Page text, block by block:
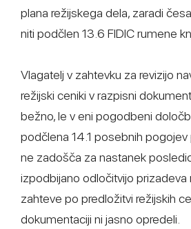
plana režijskega dela, zaradi
niti podčlen 13.6 FIDIC rumene
Vlagatelj v zahtevku za revizijo
režijski ceniki v razpisni
bežno, le v eni pogodbeni
podčlena 14.1 posebnih
ne zadošča za nastanek
izpodbijano odločitvijo prizadeva
zahteve po predložitvi režijskih
dokumentaciji ni jasno opredeli.